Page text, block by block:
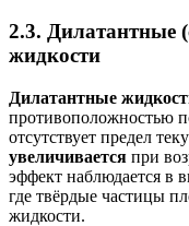
2.3. Дилатантные
жидкости
Дилатантные
противоположностью
отсутствует предел
увеличивается при
эффект наблюдается в
где твёрдые частицы
жидкости.